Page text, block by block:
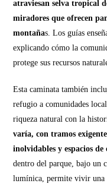
atraviesan selva tropical
miradores que ofrecen
montañas. Los guías
explicando cómo la
protege sus recursos
Esta caminata también
refugio a comunidades
riqueza natural con la
varía, con tramos
inolvidables y espacios de
dentro del parque, bajo un
lumínica, permite vivir una